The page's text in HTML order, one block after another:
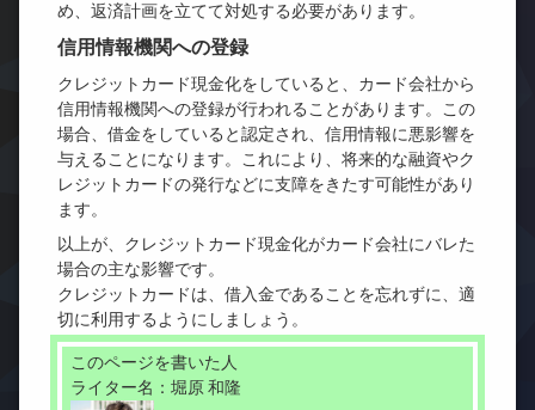
め、返済計画を立てて対処する必要があります。
信用情報機関への登録
クレジットカード現金化をしていると、カード会社から
信用情報機関への登録が行われることがあります。この
場合、借金をしていると認定され、信用情報に悪影響を
与えることになります。これにより、将来的な融資やク
レジットカードの発行などに支障をきたす可能性があり
ます。
以上が、クレジットカード現金化がカード会社にバレた
場合の主な影響です。
クレジットカードは、借入金であることを忘れずに、適
切に利用するようにしましょう。
このページを書いた人
ライター名：堀原 和隆